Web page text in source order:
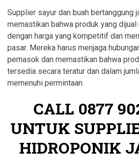
Supplier sayur dan buah bertanggung
memastikan bahwa produk yang
dengan harga yang kompetitif dan
pasar. Mereka harus menjaga
pemasok dan memastikan bahwa
tersedia secara teratur dan dalam
memenuhi permintaan.
CALL 0877
UNTUK
HIDROPONIK